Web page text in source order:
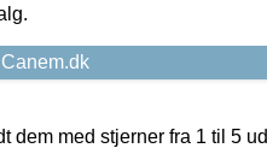
med stjerner fra 1 til 5